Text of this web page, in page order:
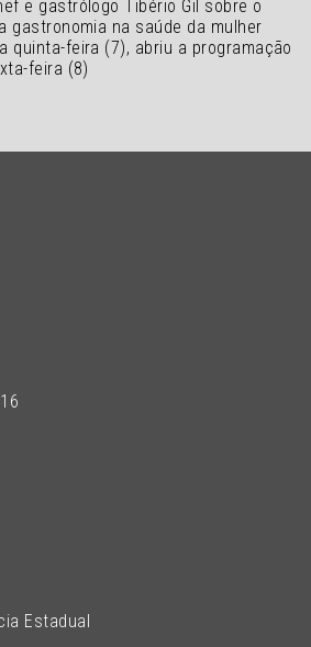
e gastrólogo Tibério Gil sobre o
gastronomia na saúde da mulher
quinta-feira (7), abriu a programação
feira (8)
Estadual